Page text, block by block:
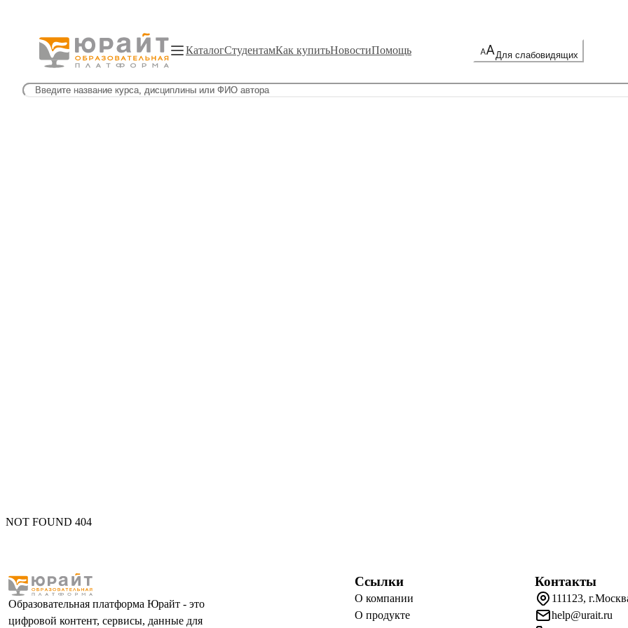
КаталогСтудентамКак купитьНовостиПомощь Для слабовидящих
NOT FOUND 404
Образовательная платформа Юрайт - это
цифровой контент, сервисы, данные для
Ссылки
О компании
О продукте
Контакты
111123,
help@urait.ru